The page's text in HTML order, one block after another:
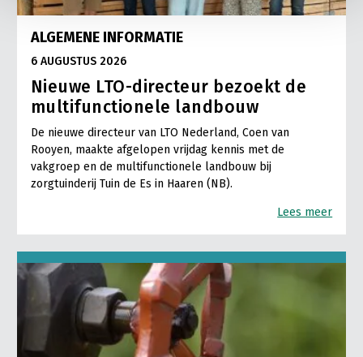
ALGEMENE INFORMATIE
6 AUGUSTUS 2026
Nieuwe LTO-directeur bezoekt de
multifunctionele landbouw
De nieuwe directeur van LTO Nederland, Coen van
Rooyen, maakte afgelopen vrijdag kennis met de
vakgroep en de multifunctionele landbouw bij
zorgtuinderij Tuin de Es in Haaren (NB).
Lees meer